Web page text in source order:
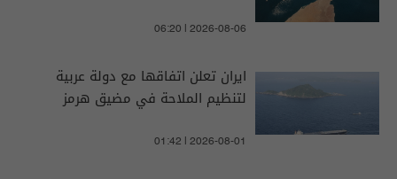
06:20 | 2026-08-06
ايران تعلن اتفاقها مع دولة عربية
لتنظيم الملاحة في مضيق هرمز
01:42 | 2026-08-01